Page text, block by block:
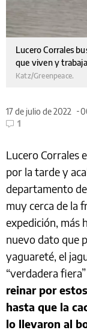
Lucero Corrales
que viven y
Katz/Greenpeace.
17 de julio de 2022
1
Lucero Corrales
por la tarde y
departamento
muy cerca de la
expedición, más
nuevo dato que
yaguareté, el
“verdadera
reinar por
hasta que la
lo llevaron al